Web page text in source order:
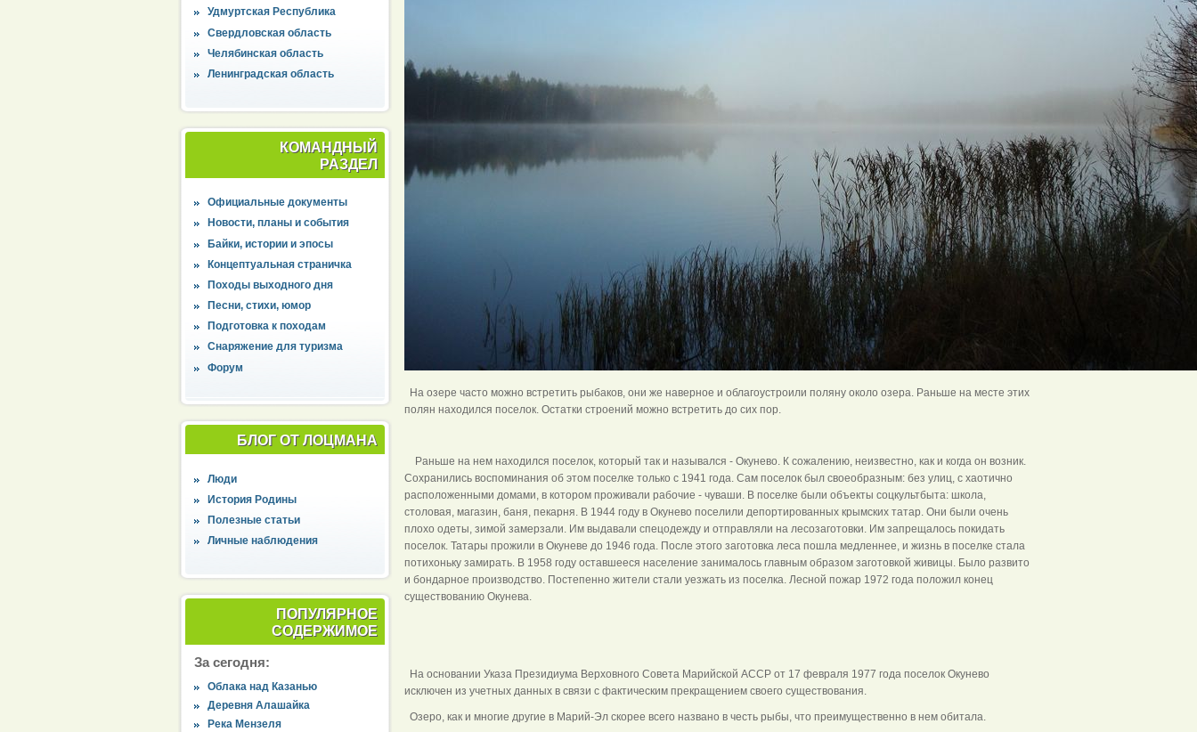
Удмуртская Республика
Свердловская область
Челябинская область
Ленинградская область
КОМАНДНЫЙ
РАЗДЕЛ
Официальные документы
Новости, планы и события
Байки, истории и эпосы
Концептуальная страничка
Походы выходного дня
Песни, стихи, юмор
Подготовка к походам
Снаряжение для туризма
Форум
БЛОГ ОТ ЛОЦМАНА
Люди
История Родины
Полезные статьи
Личные наблюдения
ПОПУЛЯРНОЕ
СОДЕРЖИМОЕ
За сегодня:
Облака над Казанью
Деревня Алашайка
Река Мензеля
На озере часто можно встретить рыбаков, они же наверное и облагоустроили поляну около озера. Раньше на месте этих
полян находился поселок. Остатки строений можно встретить до сих пор.
Раньше на нем находился поселок, который так и назывался - Окунево. К сожалению, неизвестно, как и когда он возник.
Сохранились воспоминания об этом поселке только с 1941 года. Сам поселок был своеобразным: без улиц, с хаотично
расположенными домами, в котором проживали рабочие - чуваши. В поселке были объекты соцкультбыта: школа,
столовая, магазин, баня, пекарня. В 1944 году в Окунево поселили депортированных крымских татар. Они были очень
плохо одеты, зимой замерзали. Им выдавали спецодежду и отправляли на лесозаготовки. Им запрещалось покидать
поселок. Татары прожили в Окуневе до 1946 года. После этого заготовка леса пошла медленнее, и жизнь в поселке стала
потихоньку замирать. В 1958 году оставшееся население занималось главным образом заготовкой живицы. Было развито
и бондарное производство. Постепенно жители стали уезжать из поселка. Лесной пожар 1972 года положил конец
существованию Окунева.
На основании Указа Президиума Верховного Совета Марийской АССР от 17 февраля 1977 года поселок Окунево
исключен из учетных данных в связи с фактическим прекращением своего существования.
Озеро, как и многие другие в Марий-Эл скорее всего названо в честь рыбы, что преимущественно в нем обитала.